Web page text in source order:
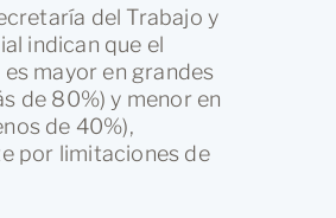
del Trabajo y
indican que el
mayor en grandes
de 80%) y menor en
de 40%),
por limitaciones de